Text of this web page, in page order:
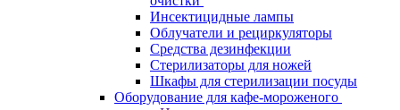
Инсектицидные лампы
Облучатели и рециркуляторы
Средства дезинфекции
Стерилизаторы для ножей
Шкафы для стерилизации посуды
Оборудование для кафе-мороженого